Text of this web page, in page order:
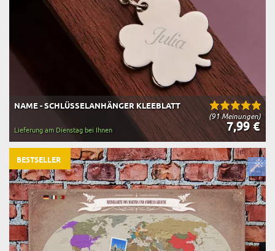
(91 Meinungen)
NAME - SCHLÜSSELANHÄNGER KLEEBLATT
7,99 €
Lieferung am Dienstag bei Ihnen
BESTSELLER